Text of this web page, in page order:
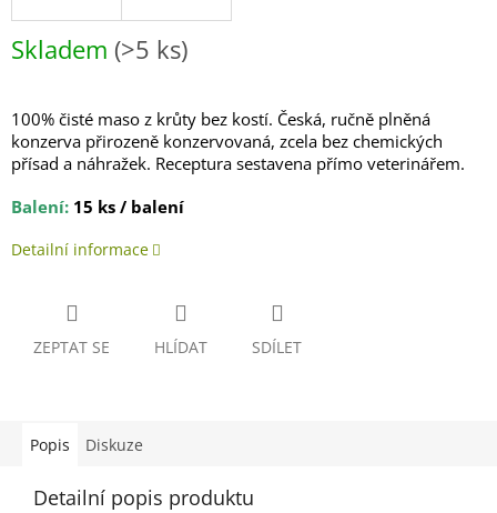
Skladem (>5 ks)
100% čisté maso z krůty bez kostí. Česká, ručně plněná
konzerva přirozeně konzervovaná, zcela bez chemických
přísad a náhražek. Receptura sestavena přímo veterinářem.
Balení: 15 ks / balení
Detailní informace
ZEPTAT SE HLÍDAT SDÍLET
Popis Diskuze
Detailní popis produktu